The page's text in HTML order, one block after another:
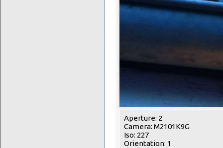
Aperture: 2
Camera: M2101K9G
Iso: 227
Orientation: 1